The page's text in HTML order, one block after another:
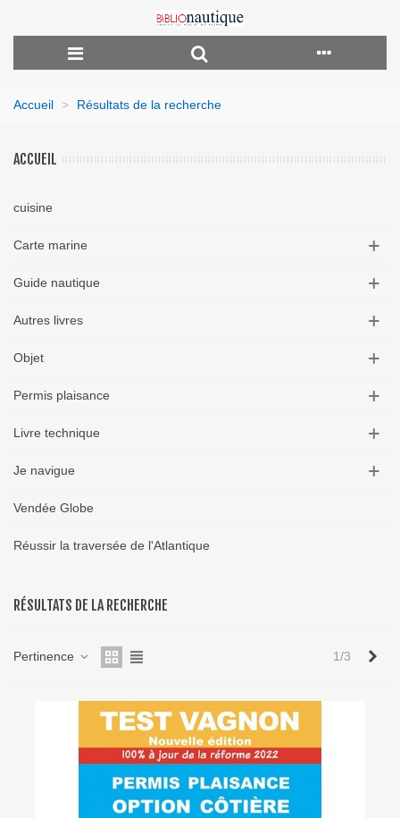
Accueil > Résultats de la recherche
ACCUEIL
cuisine
Carte marine
Guide nautique
Autres livres
Objet
Permis plaisance
Livre technique
Je navigue
Vendée Globe
Réussir la traversée de l'Atlantique
RÉSULTATS DE LA RECHERCHE
Pertinence 1/3